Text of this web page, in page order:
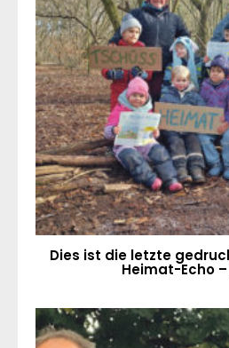
Dies ist die letzte
Heimat-Echo